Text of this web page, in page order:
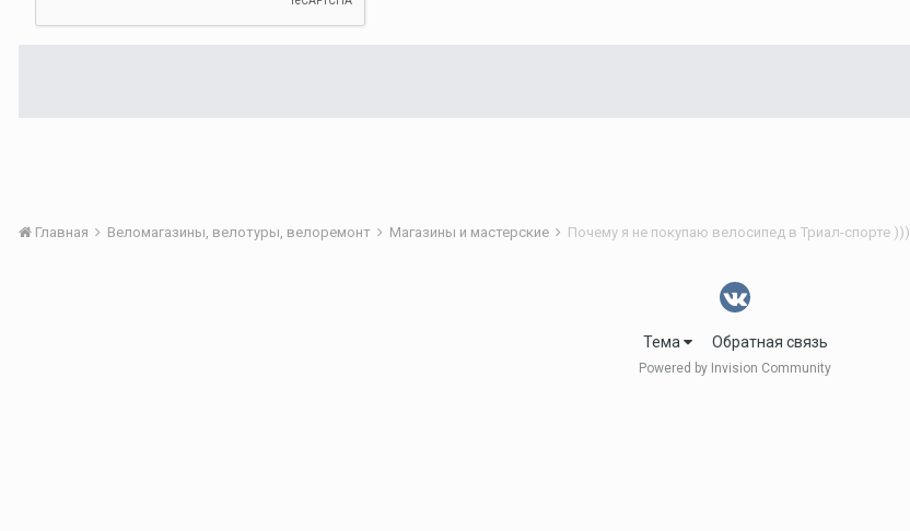
Главная Веломагазины, велотуры, велоремонт Магазины и мастерские Почему я не покупаю велосипед в Триал-спорте )))
Тема Обратная связь
Powered by Invision Community